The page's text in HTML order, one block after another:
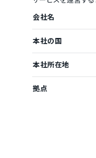
会社名
本社の国
本社所在地
拠点